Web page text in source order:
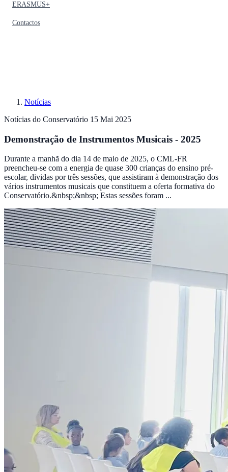
ERASMUS+
Contactos
Notícias
Notícias do Conservatório 15 Mai 2025
Demonstração de Instrumentos Musicais - 2025
Durante a manhã do dia 14 de maio de 2025, o CML-FR
preencheu-se com a energia de quase 300 crianças do ensino pré-
escolar, dividas por três sessões, que assistiram à demonstração dos
vários instrumentos musicais que constituem a oferta formativa do
Conservatório.&nbsp;&nbsp; Estas sessões foram ...